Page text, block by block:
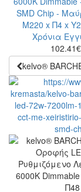
102.41€
kelvo®